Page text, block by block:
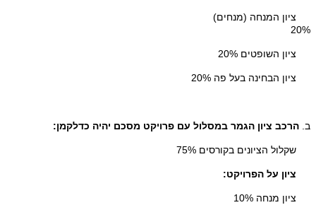
ציון המנחה (מנחים)
20%
ציון השופטים 20%
ציון הבחינה בעל פה 20%
ב. הרכב ציון הגמר במסלול עם פרויקט מסכם יהיה כדלקמן:
שקלול הציונים בקורסים 75%
ציון על הפרויקט:
ציון מנחה 10%